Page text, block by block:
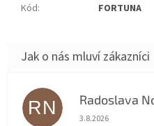
Kód: FORTUNA
RN Radoslava
Hodnocení
3.8.2026